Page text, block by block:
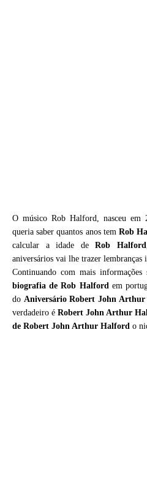
O músico Rob Halford, nasceu em
queria saber quantos anos tem Rob
calcular a idade de Rob Halford
aniversários vai lhe trazer lembranças
Continuando com mais
biografia deRob Halfordem
do Aniversário Robert John
verdadeiro é Robert John Arthur
de Robert John Arthur Halford o